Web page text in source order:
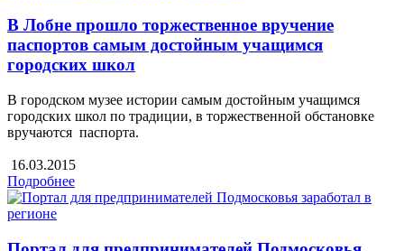
В Лобне прошло торжественное вручение
паспортов самым достойным учащимся
городских школ
В городском музее истории самым достойным учащимся
городских школ по традиции, в торжественной обстановке
вручаются паспорта.
16.03.2015
Подробнее